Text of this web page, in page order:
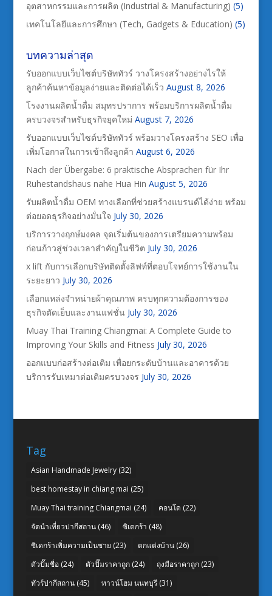
อุตสาหกรรมและการผลิต (Industrial & Manufacturing) (5)
เทคโนโลยีและการศึกษา (Tech, Gadgets & Education) (5)
บทความล่าสุด
รับออกแบบเว็บไซต์บริษัททัวร์ วางโครงสร้างอย่างไรให้
ลูกค้าค้นหาข้อมูลง่ายและติดต่อได้เร็ว August 8, 2026
โรงงานผลิตน้ำดื่ม สมุทรปราการ พร้อมบริการผลิตน้ำดื่ม
ครบวงจรสำหรับธุรกิจยุคใหม่ August 7, 2026
รับออกแบบเว็บไซต์บริษัททัวร์ พร้อมวางโครงสร้าง SEO เพื่อ
เพิ่มโอกาสในการเข้าถึงลูกค้า August 6, 2026
Nach der Übergabe: 6 praktische Absprachen für Ihr
Ruhestandshaus nahe Hua Hin August 5, 2026
รับผลิตน้ำดื่ม OEM ทางเลือกที่ช่วยสร้างแบรนด์ได้ง่าย พร้อม
ต่อยอดธุรกิจอย่างมั่นใจ July 30, 2026
บริการวางฤกษ์มงคล จุดเริ่มต้นของการเตรียมความพร้อม
ก่อนก้าวสู่ช่วงเวลาสำคัญในชีวิต July 30, 2026
x lift กับการเลือกบริษัทติดตั้งลิฟท์ที่ตอบโจทย์การใช้งานใน
ระยะยาว July 30, 2026
เลือกแหล่งจำหน่ายผ้าคุณภาพ ครบทุกความต้องการของ
ธุรกิจตัดเย็บและงานแฟชั่น July 30, 2026
Muay Thai Training Chiangmai: A Complete Guide to
Improving Your Skills and Fitness July 30, 2026
ออกแบบก่อสร้างต่อเติม เพื่อยกระดับบ้านและอาคารด้วย
บริการรับเหมาต่อเติมครบวงจร July 30, 2026
Tag
Asian Handmade Jewelry(32)
best homestay in chiang mai (25)
Muay Thai training Chiangmai (24) คอนโด (22)
จัดนำเที่ยวปากีสถาน(46) ซิเดกร้า (48)
ซิเดกร้าเพิ่มความเป็นชาย (23) ตกแต่งบ้าน(26)
ตัวปั๊มชื่อ(24) ตัวปั๊มราคาถูก(24) ถุงมือราคาถูก(23)
ทัวร์ปากีสถาน(45) ทาวน์โฮม นนทบุรี(31)